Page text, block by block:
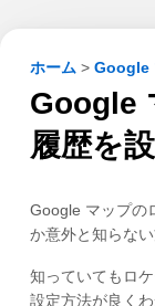
ホーム > Google
Google
履歴を
Google マップの
か意外と知らな
知っていてもロ
設定方法が良く